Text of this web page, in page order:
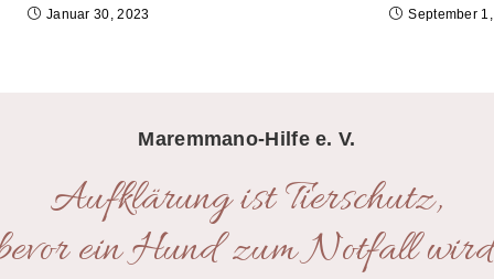
Januar 30, 2023 September
Maremmano-Hilfe e. V.
Aufklärung ist Tierschutz,
ein Hund zum Notfall